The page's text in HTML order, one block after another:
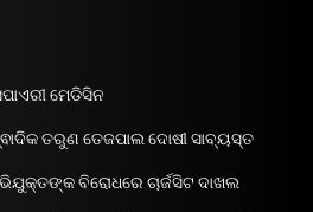
ମେଡିସିନ
ତରୁଣ ତେଜପାଲ ଦୋଷୀ ସାବ୍ୟସ୍ତ
ବିରୋଧରେ ଚାର୍ଜସିଟ ଦାଖଲ